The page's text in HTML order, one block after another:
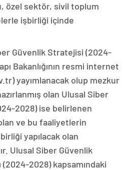
özel sektör, sivil toplum
işbirliği içinde
Güvenlik Stratejisi (2024-
Bakanlığının resmi internet
yayımlanacak olup mezkur
olan Ulusal Siber
2028) ise belirlenen
ve bu faaliyetlerin
yapılacak olan
Ulusal Siber Güvenlik
2028) kapsamındaki